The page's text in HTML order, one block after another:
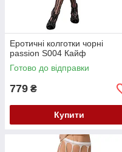
Еротичні колготки чорні
passion S004 Кайф
Готово до відправки
779 ₴
Купити